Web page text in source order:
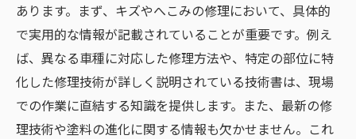
あります。まず、キズやへこみの修理において、具体的
で実用的な情報が記載されていることが重要です。例え
ば、異なる車種に対応した修理方法や、特定の部位に特
化した修理技術が詳しく説明されている技術書は、現場
での作業に直結する知識を提供します。また、最新の修
理技術や塗料の進化に関する情報も欠かせません。これ